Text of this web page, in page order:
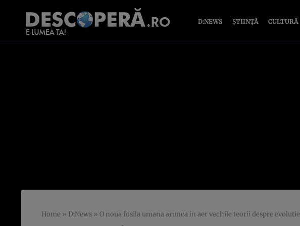
D:NEWS ȘTIINȚĂ CULTURĂ
Home » D:News » O noua fosila umana arunca in aer vechile teorii despre evolutie